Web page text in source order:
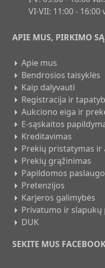
VI-VII: 11:00 - 16:00
APIE MUS, PIRKIMO
Apie mus
Bendrosios taisyklės
Kaip dalyvauti
Registracija ir
Aukciono eiga ir
E-sąskaitos
Kreditavimas
Prekių pristatymas ir
Prekių grąžinimas
Papildomos
Pretenzijos
Karjeros galimybės
Privatumo ir slapukų
DUK
SEKITE MUS